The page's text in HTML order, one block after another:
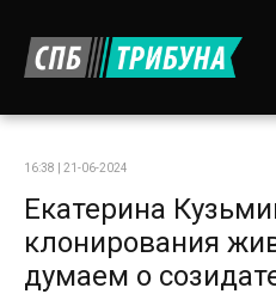
16:38 | 21-06-2024
Екатерина
клонирования
думаем о